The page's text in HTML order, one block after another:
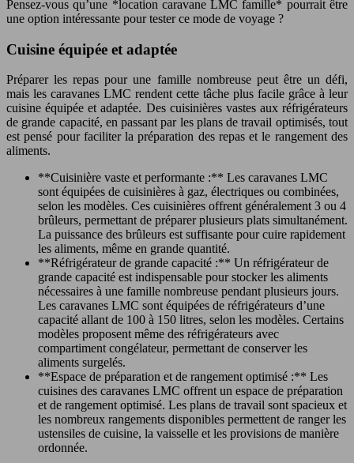
Pensez-vous qu’une *location caravane LMC famille* pourrait être
une option intéressante pour tester ce mode de voyage ?
Cuisine équipée et adaptée
Préparer les repas pour une famille nombreuse peut être un défi,
mais les caravanes LMC rendent cette tâche plus facile grâce à leur
cuisine équipée et adaptée. Des cuisinières vastes aux réfrigérateurs
de grande capacité, en passant par les plans de travail optimisés, tout
est pensé pour faciliter la préparation des repas et le rangement des
aliments.
**Cuisinière vaste et performante :** Les caravanes LMC
sont équipées de cuisinières à gaz, électriques ou combinées,
selon les modèles. Ces cuisinières offrent généralement 3 ou 4
brûleurs, permettant de préparer plusieurs plats simultanément.
La puissance des brûleurs est suffisante pour cuire rapidement
les aliments, même en grande quantité.
**Réfrigérateur de grande capacité :** Un réfrigérateur de
grande capacité est indispensable pour stocker les aliments
nécessaires à une famille nombreuse pendant plusieurs jours.
Les caravanes LMC sont équipées de réfrigérateurs d’une
capacité allant de 100 à 150 litres, selon les modèles. Certains
modèles proposent même des réfrigérateurs avec
compartiment congélateur, permettant de conserver les
aliments surgelés.
**Espace de préparation et de rangement optimisé :** Les
cuisines des caravanes LMC offrent un espace de préparation
et de rangement optimisé. Les plans de travail sont spacieux et
les nombreux rangements disponibles permettent de ranger les
ustensiles de cuisine, la vaisselle et les provisions de manière
ordonnée.